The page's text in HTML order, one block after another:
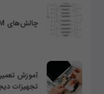
چالش‌های RAM در Workloadهای محاسباتی HPC
آموزش
تجهیزات